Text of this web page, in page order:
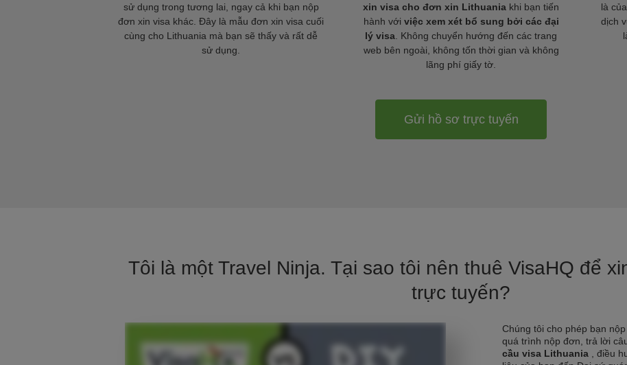
sử dụng trong tương lai, ngay cả khi bạn nộp
đơn xin visa khác. Đây là mẫu đơn xin visa cuối
cùng cho Lithuania mà bạn sẽ thấy và rất dễ
sử dụng.
xin visa cho đơn xin Lithuania khi bạn tiến
hành với việc xem xét bổ sung bởi các đại
lý visa . Không chuyển hướng đến các trang
web bên ngoài, không tốn thời gian và không
lãng phí giấy tờ.
là
dịch
Gửi hồ sơ trực tuyến
Tôi là một Travel Ninja. Tại sao tôi nên thuê VisaHQ để
trực tuyến?
Chúng tôi cho phép bạn
quá trình nộp đơn, trả lời
cầu visa Lithuania
, điều